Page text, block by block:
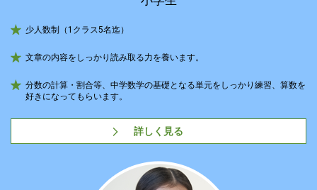
少人数制（1クラス5名迄）
文章の内容をしっかり読み取る力を養います。
分数の計算・割合等、中学数学の基礎となる単元をしっかり練習、算数を
好きになってもらいます。
詳しく見る